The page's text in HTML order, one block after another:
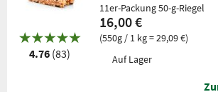
4.76 (83)
11er-Packung 50-g-Riegel
16,00 €
(550g / 1 kg = 29,09 €)
Auf Lager